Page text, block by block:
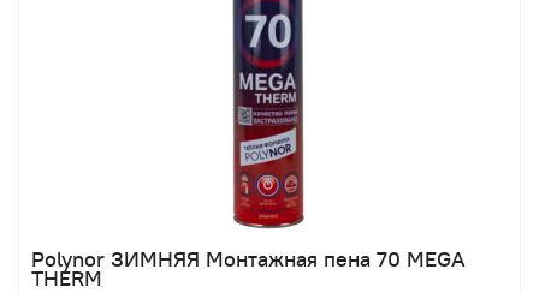
Polynor ЗИМНЯЯ Монтажная пена 70 MEGA
THERM